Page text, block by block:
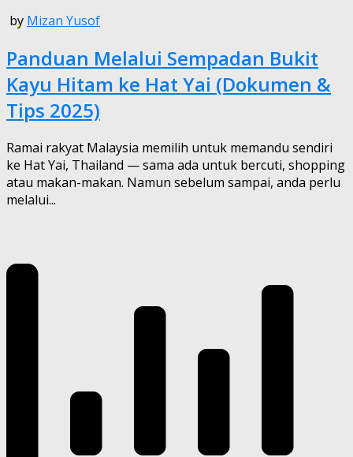
by Mizan Yusof
Panduan Melalui Sempadan Bukit
Kayu Hitam ke Hat Yai (Dokumen &
Tips 2025)
Ramai rakyat Malaysia memilih untuk memandu sendiri
ke Hat Yai, Thailand — sama ada untuk bercuti, shopping
atau makan-makan. Namun sebelum sampai, anda perlu
melalui...